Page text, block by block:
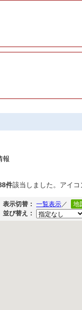
報
件該当しました。アイコ
表示切替： 一覧表示／
地
並び替え：